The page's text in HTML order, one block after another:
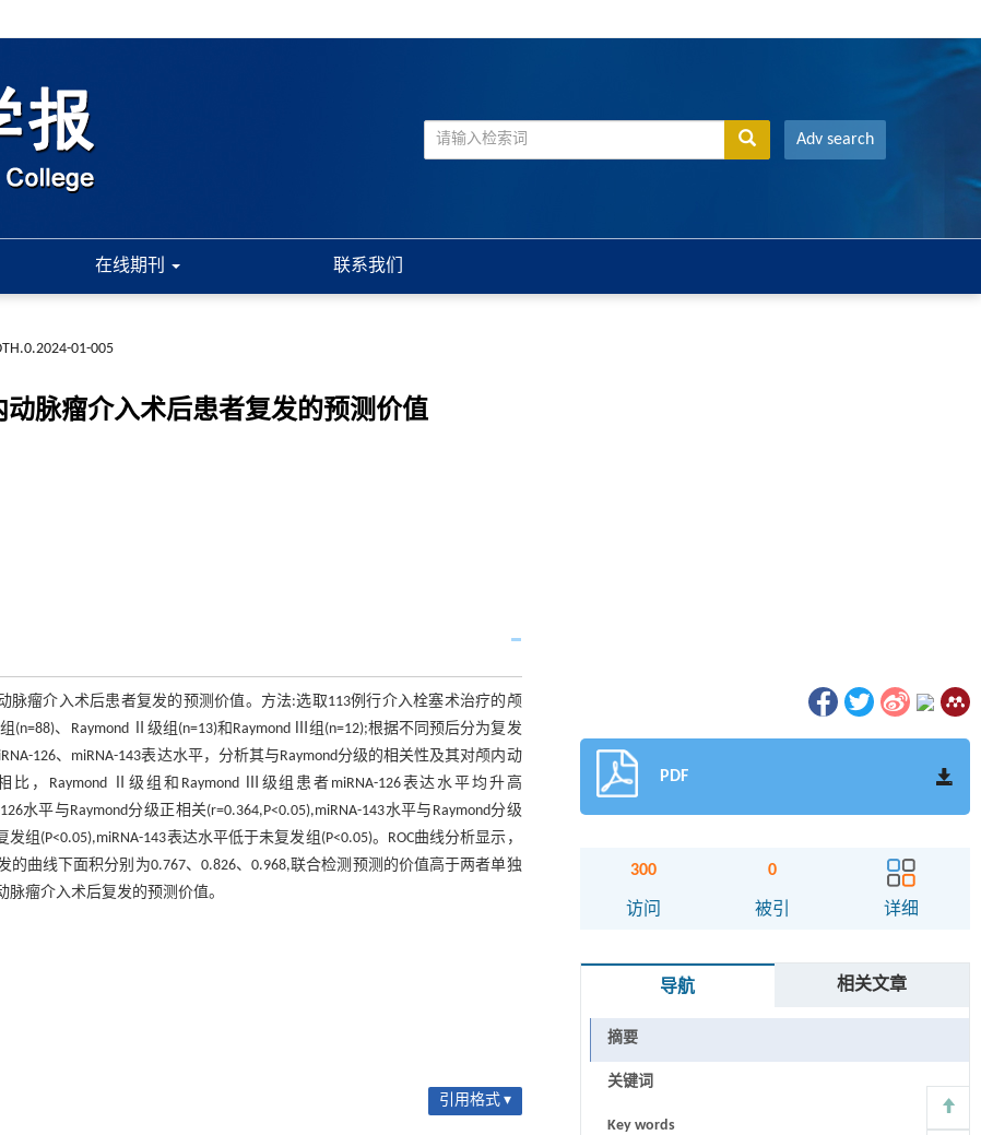
Adv search
在线期刊 联系我们
01-005
动脉瘤介入术后患者复发的预测价值
脉瘤介入术后患者复发的预测价值。方法:选取113例行介入栓塞术治疗的颅
(n=88)、Raymond Ⅱ级组(n=13)和Raymond Ⅲ组(n=12);根据不同预后分为复发
126、miRNA-143表达水平，分析其与Raymond分级的相关性及其对颅内动
，Raymond Ⅱ级组和Raymond Ⅲ级组患者miRNA-126表达水平均升高
水平与Raymond分级正相关(r=0.364,P<0.05),miRNA-143水平与Raymond分级
组(P<0.05),miRNA-143表达水平低于未复发组(P<0.05)。ROC曲线分析显示，
曲线下面积分别为0.767、0.826、0.968,联合检测预测的价值高于两者单独
脉瘤介入术后复发的预测价值。
引用格式 ▾
PDF
300
访问
0
被引 详细
导航 相关文章
摘要
关键词
Key words